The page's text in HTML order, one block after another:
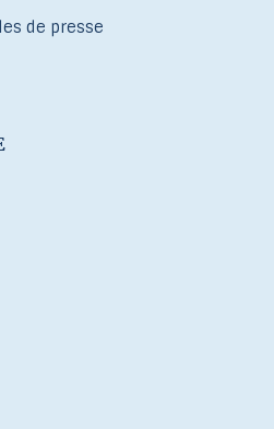
de presse